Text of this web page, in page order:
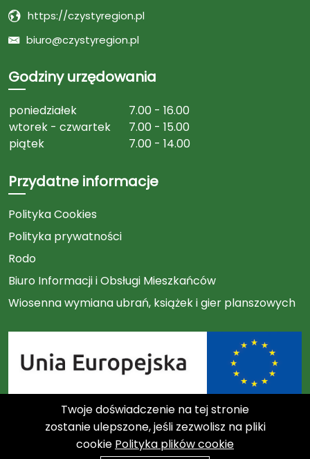
https://czystyregion.pl
biuro@czystyregion.pl
Godziny urzędowania
poniedziałek
7.00 - 16.00
wtorek - czwartek
7.00 - 15.00
piątek
7.00 - 14.00
Przydatne informacje
Polityka Cookies
Polityka prywatności
Rodo
Biuro Informacji i Obsługi Mieszkańców
Wiosenna wymiana ubrań, książek i gier planszowych
Link
Twoje doświadczenie na tej stronie
zostanie ulepszone, jeśli zezwolisz na pliki
cookie Polityka plików cookie